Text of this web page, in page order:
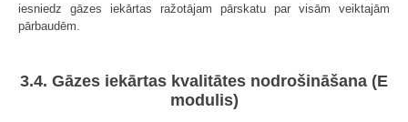
iesniedz gāzes iekārtas ražotājam pārskatu par visām veiktajām
pārbaudēm.
3.4. Gāzes iekārtas kvalitātes nodrošināšana (E
modulis)